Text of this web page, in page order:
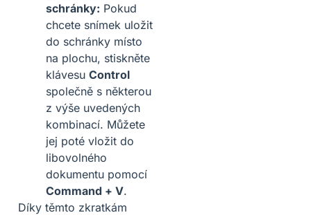
schránky: Pokud
chcete snímek uložit
do schránky místo
na plochu, stiskněte
klávesu Control
společně s některou
z výše uvedených
kombinací. Můžete
jej poté vložit do
libovolného
dokumentu pomocí
Command + V.
Díky těmto zkratkám